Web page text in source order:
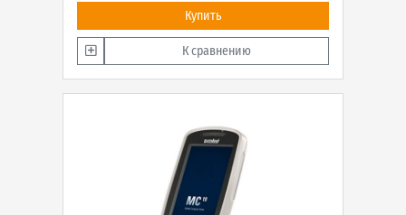
Купить
К сравнению